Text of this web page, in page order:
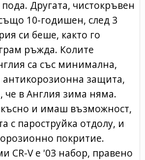
Другата, чистокръвен
10-годишен, след 3
си беше, както го
ръжда. Колите
са със минимална,
антикорозионна защита,
че в Англия зима няма.
късно и имаш възможност,
с пароструйка отдолу, и
покритие.
CR-V е '03 набор, правено